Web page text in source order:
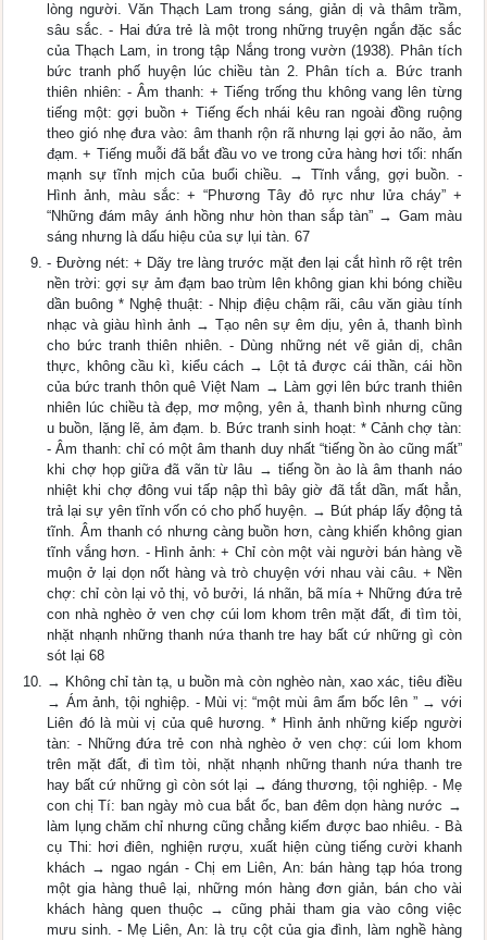
lòng người. Văn Thạch Lam trong sáng, giản dị và thâm trầm,
sâu sắc. - Hai đứa trẻ là một trong những truyện ngắn đặc sắc
của Thạch Lam, in trong tập Nắng trong vườn (1938). Phân tích
bức tranh phố huyện lúc chiều tàn 2. Phân tích a. Bức tranh
thiên nhiên: - Âm thanh: + Tiếng trống thu không vang lên từng
tiếng một: gợi buồn + Tiếng ếch nhái kêu ran ngoài đồng ruộng
theo gió nhẹ đưa vào: âm thanh rộn rã nhưng lại gợi ảo não, ảm
đạm. + Tiếng muỗi đã bắt đầu vo ve trong cửa hàng hơi tối: nhấn
mạnh sự tĩnh mịch của buổi chiều. → Tĩnh vắng, gợi buồn. -
Hình ảnh, màu sắc: + “Phương Tây đỏ rực như lửa cháy” +
“Những đám mây ánh hồng như hòn than sắp tàn” → Gam màu
sáng nhưng là dấu hiệu của sự lụi tàn. 67
- Đường nét: + Dãy tre làng trước mặt đen lại cắt hình rõ rệt trên
nền trời: gợi sự ảm đạm bao trùm lên không gian khi bóng chiều
dần buông * Nghệ thuật: - Nhịp điệu chậm rãi, câu văn giàu tính
nhạc và giàu hình ảnh → Tạo nên sự êm dịu, yên ả, thanh bình
cho bức tranh thiên nhiên. - Dùng những nét vẽ giản dị, chân
thực, không cầu kì, kiểu cách → Lột tả được cái thần, cái hồn
của bức tranh thôn quê Việt Nam → Làm gợi lên bức tranh thiên
nhiên lúc chiều tà đẹp, mơ mộng, yên ả, thanh bình nhưng cũng
u buồn, lặng lẽ, ảm đạm. b. Bức tranh sinh hoạt: * Cảnh chợ tàn:
- Âm thanh: chỉ có một âm thanh duy nhất “tiếng ồn ào cũng mất”
khi chợ họp giữa đã vãn từ lâu → tiếng ồn ào là âm thanh náo
nhiệt khi chợ đông vui tấp nập thì bây giờ đã tắt dần, mất hẳn,
trả lại sự yên tĩnh vốn có cho phố huyện. → Bút pháp lấy động tả
tĩnh. Âm thanh có nhưng càng buồn hơn, càng khiến không gian
tĩnh vắng hơn. - Hình ảnh: + Chỉ còn một vài người bán hàng về
muộn ở lại dọn nốt hàng và trò chuyện với nhau vài câu. + Nền
chợ: chỉ còn lại vỏ thị, vỏ bưởi, lá nhãn, bã mía + Những đứa trẻ
con nhà nghèo ở ven chợ cúi lom khom trên mặt đất, đi tìm tòi,
nhặt nhạnh những thanh nứa thanh tre hay bất cứ những gì còn
sót lại 68
→ Không chỉ tàn tạ, u buồn mà còn nghèo nàn, xao xác, tiêu điều
→ Ám ảnh, tội nghiệp. - Mùi vị: “một mùi âm ẩm bốc lên ” → với
Liên đó là mùi vị của quê hương. * Hình ảnh những kiếp người
tàn: - Những đứa trẻ con nhà nghèo ở ven chợ: cúi lom khom
trên mặt đất, đi tìm tòi, nhặt nhạnh những thanh nứa thanh tre
hay bất cứ những gì còn sót lại → đáng thương, tội nghiệp. - Mẹ
con chị Tí: ban ngày mò cua bắt ốc, ban đêm dọn hàng nước →
làm lụng chăm chỉ nhưng cũng chẳng kiếm được bao nhiêu. - Bà
cụ Thi: hơi điên, nghiện rượu, xuất hiện cùng tiếng cười khanh
khách → ngao ngán - Chị em Liên, An: bán hàng tạp hóa trong
một gia hàng thuê lại, những món hàng đơn giản, bán cho vài
khách hàng quen thuộc → cũng phải tham gia vào công việc
mưu sinh. - Mẹ Liên, An: là trụ cột của gia đình, làm nghề hàng